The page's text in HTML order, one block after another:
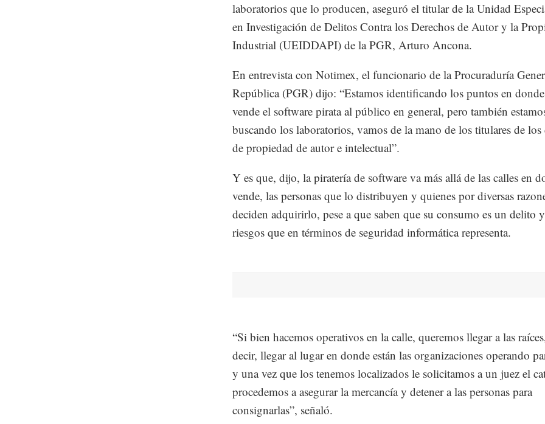
laboratorios que lo producen, aseguró el titular de la Unidad
en Investigación de Delitos Contra los Derechos de Autor y la
Industrial (UEIDDAPI) de la PGR, Arturo Ancona.
En entrevista con Notimex, el funcionario de la Procuraduría
República (PGR) dijo: “Estamos identificando los puntos en
vende el software pirata al público en general, pero también
buscando los laboratorios, vamos de la mano de los titulares de los
de propiedad de autor e intelectual”.
Y es que, dijo, la piratería de software va más allá de las calles en
vende, las personas que lo distribuyen y quienes por diversas
deciden adquirirlo, pese a que saben que su consumo es un delito
riesgos que en términos de seguridad informática representa.
“Si bien hacemos operativos en la calle, queremos llegar a las
decir, llegar al lugar en donde están las organizaciones operando
y una vez que los tenemos localizados le solicitamos a un juez el
procedemos a asegurar la mercancía y detener a las personas para
consignarlas”, señaló.